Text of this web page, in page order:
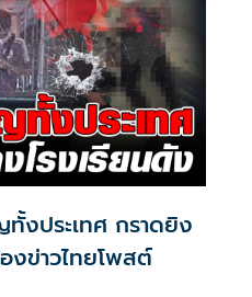
งประเทศ กราดยิง
งข่าวไทยโพสต์